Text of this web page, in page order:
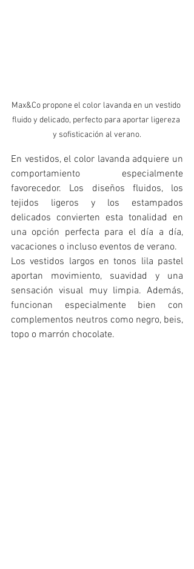
Max&Co propone el color lavanda en un vestido
fluido y delicado, perfecto para aportar ligereza
y sofisticación al verano.
En vestidos, el color lavanda adquiere un
comportamiento especialmente
favorecedor. Los diseños fluidos, los
tejidos ligeros y los estampados
delicados convierten esta tonalidad en
una opción perfecta para el día a día,
vacaciones o incluso eventos de verano.
Los vestidos largos en tonos lila pastel
aportan movimiento, suavidad y una
sensación visual muy limpia. Además,
funcionan especialmente bien con
complementos neutros como negro, beis,
topo o marrón chocolate.